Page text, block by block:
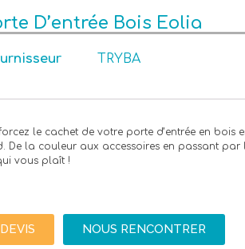
D’entrée Bois Eolia
TRYBA
le cachet de votre porte d’entrée en
De la couleur aux accessoires en passant par
vous plaît !
DEVIS NOUS RENCONTRER